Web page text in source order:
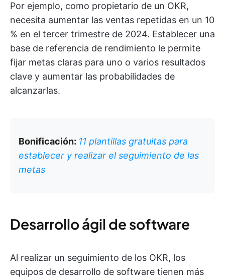
Por ejemplo, como propietario de un OKR,
necesita aumentar las ventas repetidas en un 10
% en el tercer trimestre de 2024. Establecer una
base de referencia de rendimiento le permite
fijar metas claras para uno o varios resultados
clave y aumentar las probabilidades de
alcanzarlas.
Bonificación: 11 plantillas gratuitas para
establecer y realizar el seguimiento de las
metas
Desarrollo ágil de software
Al realizar un seguimiento de los OKR, los
equipos de desarrollo de software tienen más